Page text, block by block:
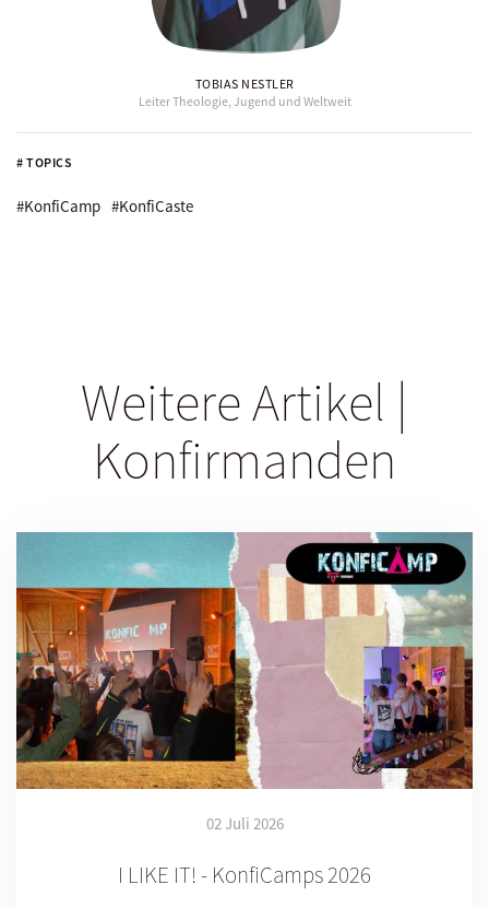
# TOPICS
#KonfiCamp #KonfiCaste
TOBIAS NESTLER
Leiter Theologie, Jugend und Weltweit
Weitere Artikel |
Konfirmanden
02 Juli 2026
I LIKE IT! - KonfiCamps 2026